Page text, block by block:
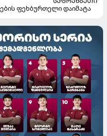
ფეხბურთელი დაიმატა